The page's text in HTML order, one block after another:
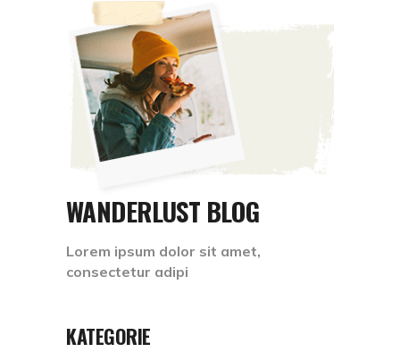
WANDERLUST BLOG
Lorem ipsum dolor sit amet,
consectetur adipi
KATEGORIE